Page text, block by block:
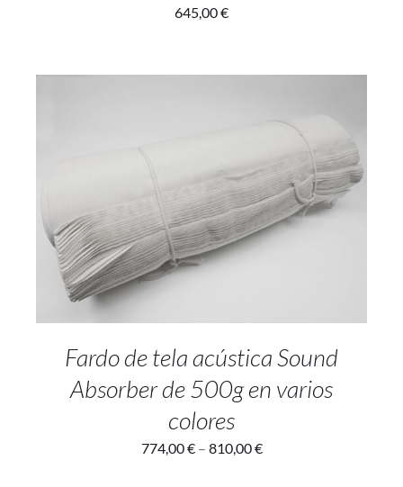
645,00€
SELECT OPTIONS / DETALLES
Fardo de tela acústica Sound
Absorber de 500g en varios
colores
774,00€– 810,00€